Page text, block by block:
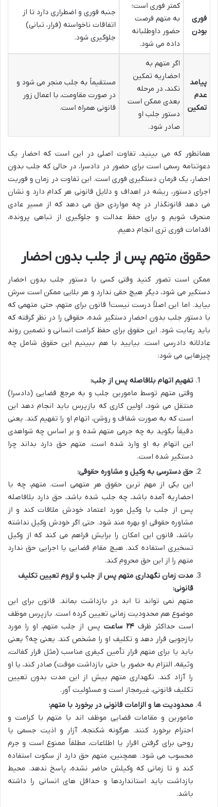
فوری
بودن
کمتر فوری است؛
به متهم فرصت
حضور داوطلبانه
داده می شود.
جنبه فوری و اضطراری دارد تا از
اتفاقات ناخواسته (فرار، تبانی)
جلوگیری شود.
پیامد
عدم
تمکین
اگر متهم به
احضاریه تمکین
نکند، در مرحله
بعدی ممکن است
دستور جلب او
صادر شود.
مستقیماً به جلب منجر می شود و
در صورت مقاومت، با اعمال زور
قانونی همراه است.
همانطور که می بینید، تفاوت اصلی در این است که احضار یک
دعوتنامه رسمی است برای حضور در دادسرا، در حالی که جلب بدون
احضار، یک فرمان دستگیری فوری است. این تفاوت در زمان و فوریت
اجرای دستور، ریشه در اهداف و دلایل قانونی هر کدام دارد و نشان
می دهد قانونگذار در چه مواردی حق می دهد که از مسیر عادی
منحرف شویم و برای حفظ عدالت و جلوگیری از تباهی پرونده،
اقدامات فوری تری انجام دهیم.
حقوق متهم پس از جلب بدون احضار
ممکن است تصور کنید وقتی کسی با دستور جلب بدون احضار
دستگیر می شود، دیگر هیچ حقی ندارد و هر بلایی ممکن است سرش
بیاید. اما این اصلاً درست نیست! قانون برای متهم، حتی متهمی که
با دستور جلب بدون احضار دستگیر شده، حقوقی را در نظر گرفته که
باید رعایت شود. این حقوق برای حفظ کرامت انسانی و تضمین روند
عادلانه دادرسی است. بیایید با هم ببینیم این حقوق شامل چه
چیزهایی می شود:
تفهیم اتهام بلافاصله پس از جلب:
وقتی متهم توسط مامورین جلب و به مرجع قضایی (دادسرا)
منتقل می شود، اولین کاری که بازپرس باید انجام دهد این
است که به صورت شفاف و روشن، اتهام او را تفهیم کند. یعنی
دقیقاً بگوید به چه جرمی متهم شده و بر اساس چه شواهدی
این اتهام به او وارد شده است. متهم حق دارد بداند چرا
دستگیر شده است.
حق دسترسی به وکیل و مشاوره حقوقی:
این یکی از مهم ترین حقوق هر متهمی است. متهم، چه با
احضاریه آمده باشد، چه جلب شده باشد، حق دارد بلافاصله
پس از جلب با وکیل مورد اعتماد خودش ملاقات کند و از
مشاوره حقوقی او بهره مند شود. حتی اگر خودش وکیل نداشته
باشد، قانون این امکان را برایش فراهم می کند که از وکیل
تسخیری استفاده کند. هیچ مقام قضایی یا اجرایی حق ندارد
متهم را از این حق محروم کند.
مدت زمان نگهداری متهم پس از جلب و لزوم تعیین تکلیف
قانونی:
متهم نمی تواند تا ابد در بازداشت بماند. قانون برای این
موضوع هم محدودیت زمانی تعیین کرده است. بازپرس موظف
است حداکثر ظرف۲۴ ساعت
پس از جلب متهم، او را مورد
بازجویی قرار دهد و تکلیف او را مشخص کند. یعنی چه؟ یعنی
باید یا برای متهم قرار تأمین کیفری مناسب (مثل قرار کفالت،
وثیقه، التزام به حضور یا حتی بازداشت موقت) صادر کند، یا او
را آزاد کند. نگهداری متهم بیش از این مدت بدون تعیین
تکلیف قانونی، غیرمجاز است و مسئولیت آور.
محدودیت ها و الزامات قانونی در برخورد با متهم:
مامورین و مقامات قضایی موظف اند با متهم با کرامت و
احترام برخورد کنند. هرگونه شکنجه، آزار و اذیت جسمی یا
روحی برای گرفتن اقرار یا اطلاعات، مطلقاً ممنوع است و جرم
محسوب می شود. همچنین، متهم حق دارد از سکوت استفاده
کند و تا زمانی که وکیلش حاضر نشده، پاسخ ندهد. محیط
بازداشت باید استانداردها و حداقل های انسانی را داشته
باشد.